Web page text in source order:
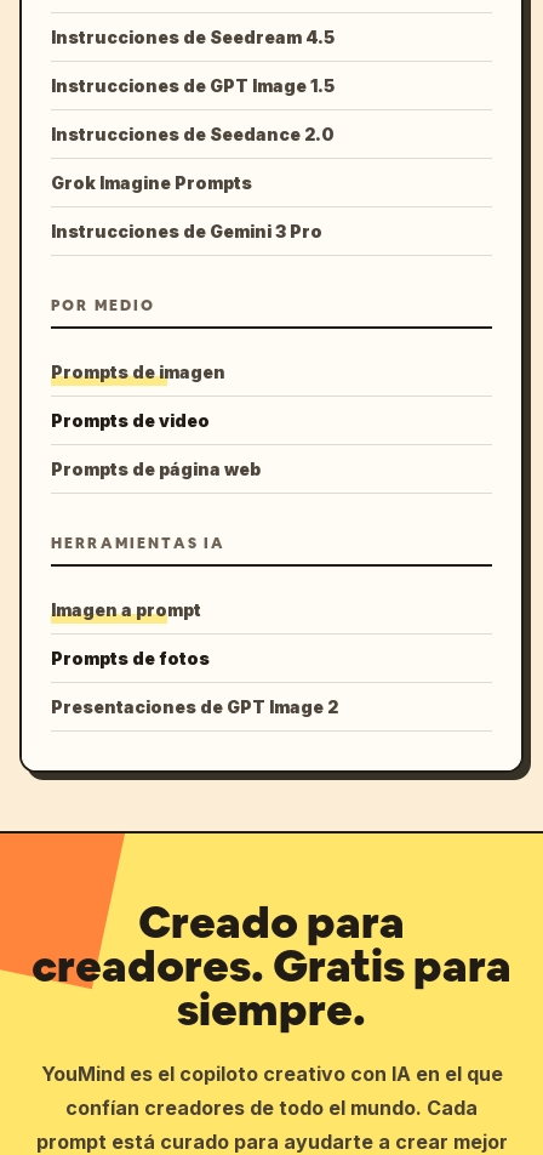
Instrucciones de Seedream 4.5
Instrucciones de GPT Image 1.5
Instrucciones de Seedance 2.0
Grok Imagine Prompts
Instrucciones de Gemini 3 Pro
POR MEDIO
Prompts de imagen
Prompts de video
Prompts de página web
HERRAMIENTAS IA
Imagen a prompt
Prompts de fotos
Presentaciones de GPT Image 2
Creado para
creadores. Gratis para
siempre.
YouMind es el copiloto creativo con IA en el que
confían creadores de todo el mundo. Cada
prompt está curado para ayudarte a crear mejor